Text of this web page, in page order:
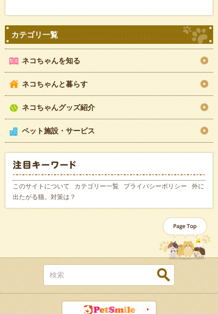
ネコちゃんを知る
ネコちゃんと暮らす
ネコちゃんグッズ紹介
ペット施設・サービス
このサイトについて カテゴリー一覧 プライバシーポリシー
外に
出たがる猫。対策は？